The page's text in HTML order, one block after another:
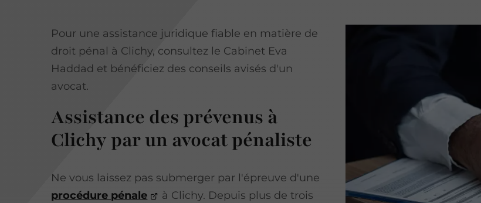
Pour une assistance juridique fiable en matière de
droit pénal à Clichy, consultez le Cabinet Eva
Haddad et bénéficiez des conseils avisés d'un
avocat.
Assistance des prévenus à
Clichy par un avocat pénaliste
Ne vous laissez pas submerger par l'épreuve d'une
procédure pénale
à Clichy. Depuis plus de trois